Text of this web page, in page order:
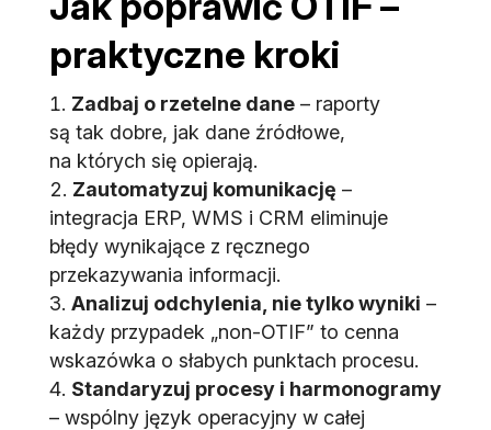
praktyczne kroki
Zadbaj o rzetelne dane– raporty
są tak dobre, jak dane źródłowe,
na których się opierają.
Zautomatyzuj komunikację –
integracja ERP, WMS i CRM eliminuje
błędy wynikające z ręcznego
przekazywania informacji.
Analizuj odchylenia, nie tylko wyniki –
każdy przypadek „non-OTIF” to cenna
wskazówka o słabych punktach procesu.
Standaryzuj procesy i harmonogramy
– wspólny język operacyjny w całej